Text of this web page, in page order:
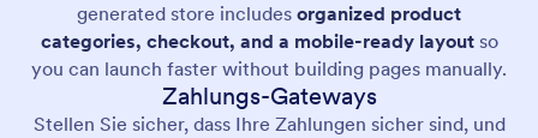
generated store includes organized product
categories, checkout, and a mobile-ready layoutso
you can launch faster without building pages manually.
Zahlungs-Gateways
Stellen Sie sicher, dass Ihre Zahlungen sicher sind, und